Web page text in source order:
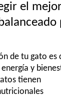
el
de tu gato es
energía y
tienen